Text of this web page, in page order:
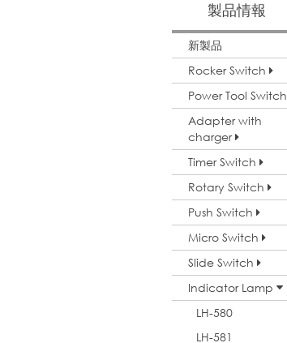
製品情報
新製品
Rocker Switch
Power Tool Switch
Adapter with
charger
Timer Switch
Rotary Switch
Push Switch
Micro Switch
Slide Switch
Indicator Lamp
LH-580
LH-581